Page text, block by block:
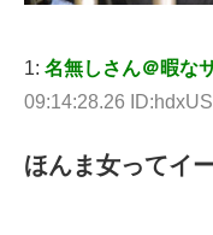
1: 名無しさん＠暇な
09:14:28.26
ほんま女ってイ